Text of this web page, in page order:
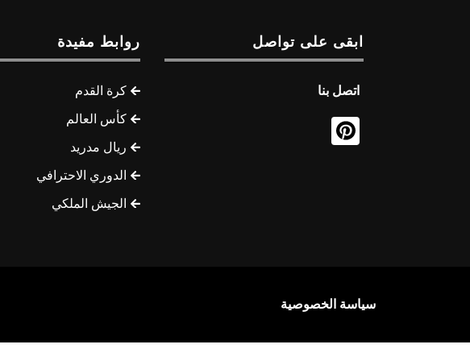
ابقى على تواصل
اتصل بنا
روابط مفيدة
كرة القدم
كأس العالم
ريال مدريد
الدوري الاحترافي
الجيش الملكي
سياسة الخصوصية